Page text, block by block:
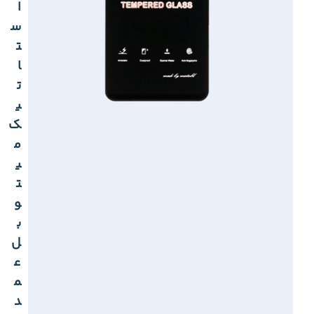
ا
س
ت
ا
ت
ی
ک
م
ی
ت
و
ب
ل
ع
م
د